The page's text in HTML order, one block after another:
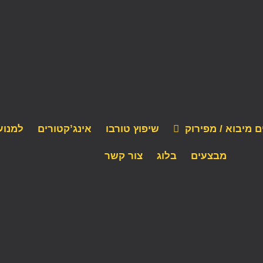
מיבוא / מפירוק שיפוץ טורבו אינג’קטורים
מבצעים בלוג צור קשר